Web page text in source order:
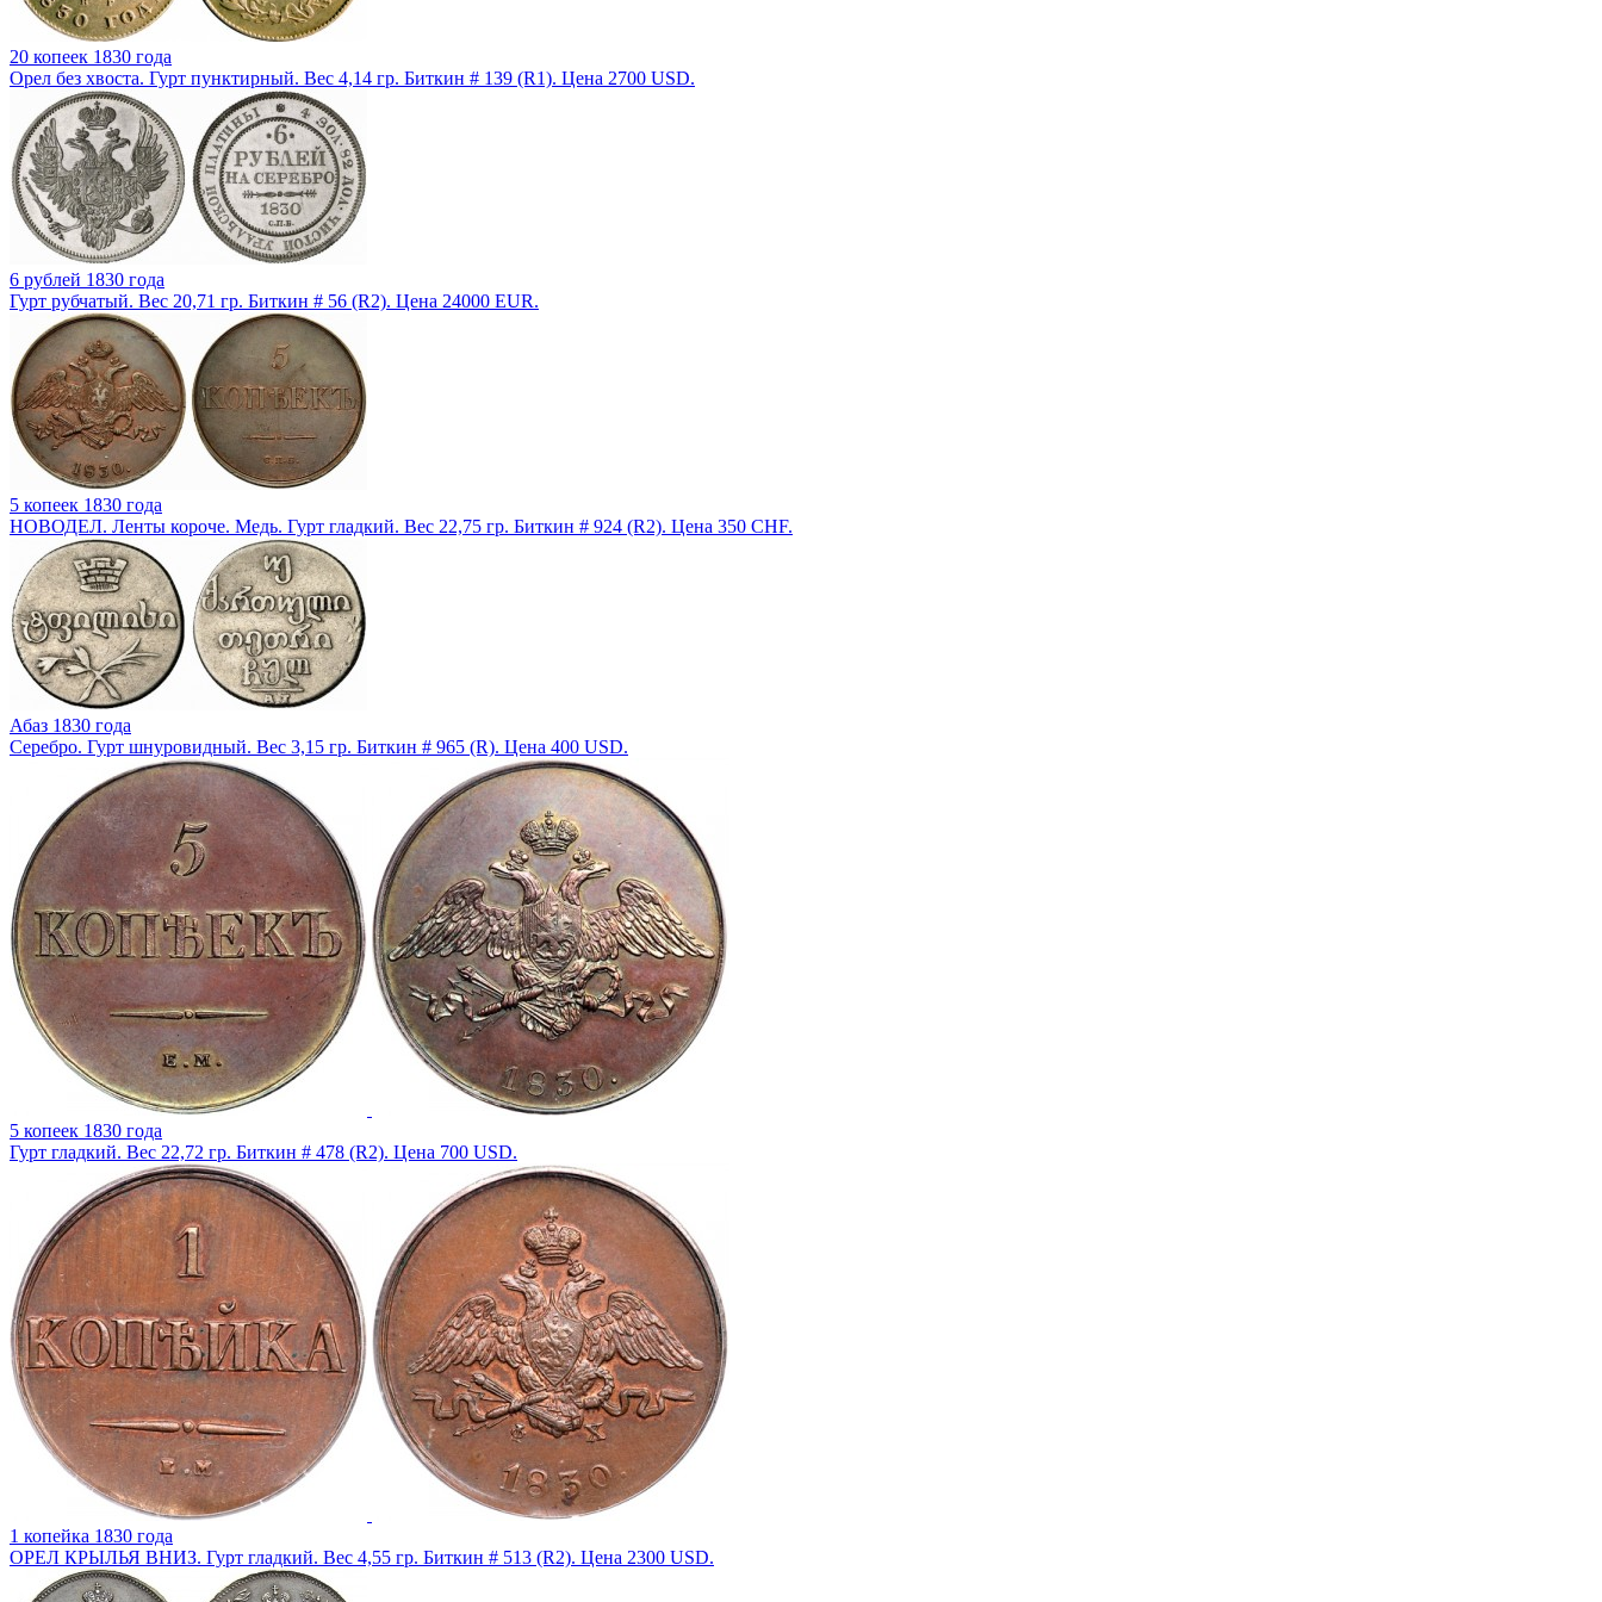
20 копеек 1830 года
Орел без хвоста. Гурт пунктирный. Вес 4,14 гр. Биткин # 139 (R1). Цена 2700 USD.
6 рублей 1830 года
Гурт рубчатый. Вес 20,71 гр. Биткин # 56 (R2). Цена 24000 EUR.
5 копеек 1830 года
НОВОДЕЛ. Ленты короче. Медь. Гурт гладкий. Вес 22,75 гр. Биткин # 924 (R2). Цена 350 CHF.
Абаз 1830 года
Серебро. Гурт шнуровидный. Вес 3,15 гр. Биткин # 965 (R). Цена 400 USD.
5 копеек 1830 года
Гурт гладкий. Вес 22,72 гр. Биткин # 478 (R2). Цена 700 USD.
1 копейка 1830 года
ОРЕЛ КРЫЛЬЯ ВНИЗ. Гурт гладкий. Вес 4,55 гр. Биткин # 513 (R2). Цена 2300 USD.